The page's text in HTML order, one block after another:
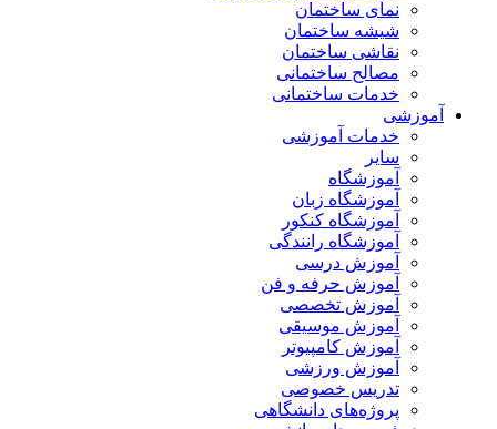
نمای ساختمان
شیشه ساختمان
نقاشی ساختمان
مصالح ساختمانی
خدمات ساختمانی
آموزشی
خدمات آموزشی
سایر
آموزشگاه
آموزشگاه زبان
آموزشگاه کنکور
آموزشگاه رانندگی
آموزش درسی
آموزش حرفه و فن
آموزش تخصصی
آموزش موسیقی
آموزش کامپیوتر
آموزش ورزشی
تدریس خصوصی
پروژه‌های دانشگاهی